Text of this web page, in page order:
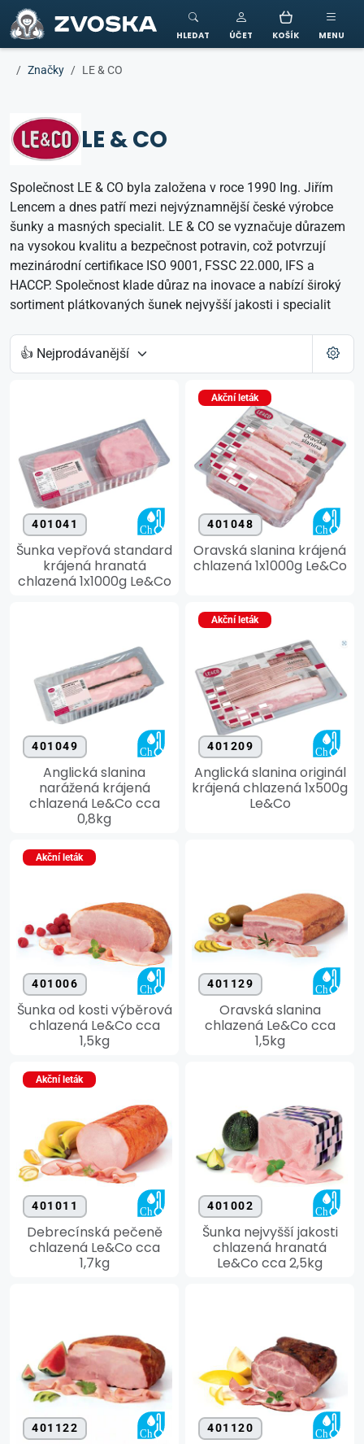
ZVOSKA
HLEDAT ÚČET KOŠÍK MENU
Značky LE & CO
LE & CO
Společnost LE & CO byla založena v roce 1990 Ing. Jiřím
Lencem a dnes patří mezi nejvýznamnější české výrobce
šunky a masných specialit. LE & CO se vyznačuje důrazem
na vysokou kvalitu a bezpečnost potravin, což potvrzují
mezinárodní certifikace ISO 9001, FSSC 22.000, IFS a
HACCP. Společnost klade důraz na inovace a nabízí široký
sortiment plátkovaných šunek nejvyšší jakosti i specialit
401041
Šunka vepřová standard
krájená hranatá
chlazená 1x1000g Le&Co
Akční leták
401048
Oravská slanina krájená
chlazená 1x1000g Le&Co
401049
Anglická slanina
narážená krájená
chlazená Le&Co cca
0,8kg
Akční leták
401209
Anglická slanina originál
krájená chlazená 1x500g
Le&Co
Akční leták
401006
Šunka od kosti výběrová
chlazená Le&Co cca
1,5kg
401129
Oravská slanina
chlazená Le&Co cca
1,5kg
Akční leták
401011
Debrecínská pečeně
chlazená Le&Co cca
1,7kg
401002
Šunka nejvyšší jakosti
chlazená hranatá
Le&Co cca 2,5kg
401122 401120